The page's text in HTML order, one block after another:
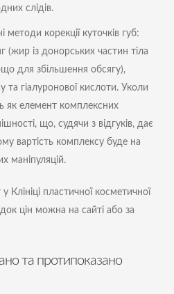
слідів.
методи корекції куточків губ:
(жир із донорських частин тіла
для збільшення обсягу),
та гіалуронової кислоти. Уколи
як елемент комплексних
що, судячи з відгуків, дає
вартість комплексу буде на
маніпуляцій.
Клініці пластичної косметичної
цін можна на сайті або за
та протипоказано